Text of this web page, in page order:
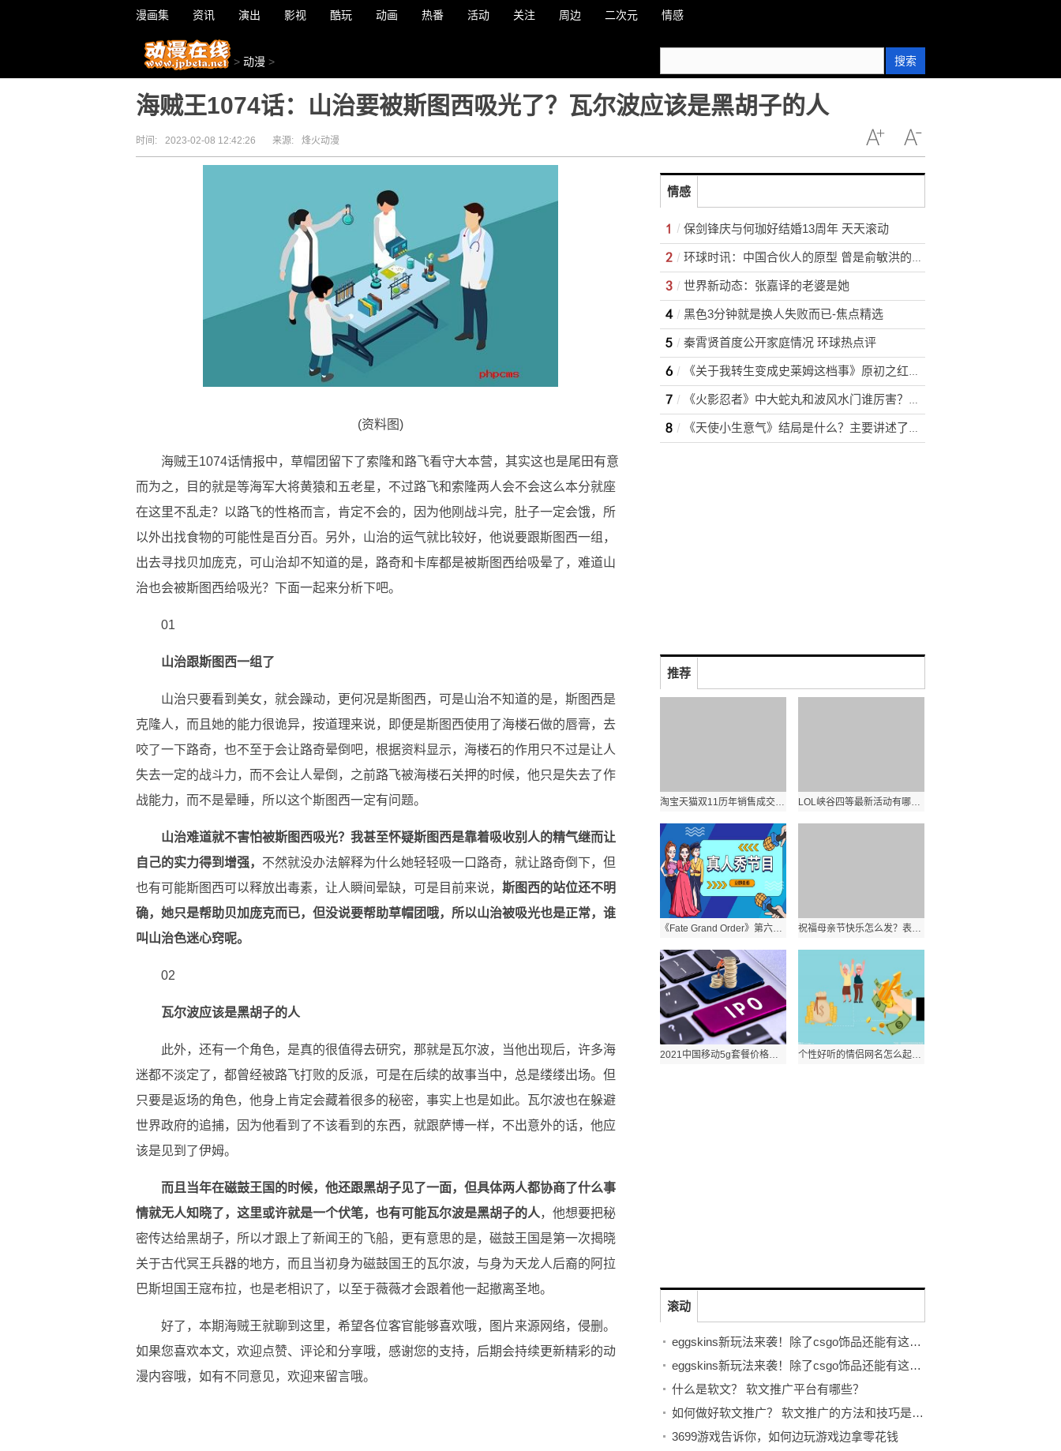
漫画集 资讯 演出 影视 酷玩 动画 热番 活动 关注 周边 二次元 情感
> 动漫 > 搜索
海贼王1074话：山治要被斯图西吸光了？瓦尔波应该是黑胡子的人
时间: 2023-02-08 12:42:26 来源: 烽火动漫
(资料图)
海贼王1074话情报中，草帽团留下了索隆和路飞看守大本营，其实这也是尾田有意
而为之，目的就是等海军大将黄猿和五老星，不过路飞和索隆两人会不会这么本分就座
在这里不乱走？以路飞的性格而言，肯定不会的，因为他刚战斗完，肚子一定会饿，所
以外出找食物的可能性是百分百。另外，山治的运气就比较好，他说要跟斯图西一组，
出去寻找贝加庞克，可山治却不知道的是，路奇和卡库都是被斯图西给吸晕了，难道山
治也会被斯图西给吸光？下面一起来分析下吧。
01
山治跟斯图西一组了
山治只要看到美女，就会躁动，更何况是斯图西，可是山治不知道的是，斯图西是
克隆人，而且她的能力很诡异，按道理来说，即便是斯图西使用了海楼石做的唇膏，去
咬了一下路奇，也不至于会让路奇晕倒吧，根据资料显示，海楼石的作用只不过是让人
失去一定的战斗力，而不会让人晕倒，之前路飞被海楼石关押的时候，他只是失去了作
战能力，而不是晕睡，所以这个斯图西一定有问题。
山治难道就不害怕被斯图西吸光？我甚至怀疑斯图西是靠着吸收别人的精气继而让
自己的实力得到增强， 不然就没办法解释为什么她轻轻吸一口路奇，就让路奇倒下，但
也有可能斯图西可以释放出毒素，让人瞬间晕缺，可是目前来说， 斯图西的站位还不明
确，她只是帮助贝加庞克而已，但没说要帮助草帽团哦，所以山治被吸光也是正常，谁
叫山治色迷心窍呢。
02
瓦尔波应该是黑胡子的人
此外，还有一个角色，是真的很值得去研究，那就是瓦尔波，当他出现后，许多海
迷都不淡定了，都曾经被路飞打败的反派，可是在后续的故事当中，总是缕缕出场。但
只要是返场的角色，他身上肯定会藏着很多的秘密，事实上也是如此。瓦尔波也在躲避
世界政府的追捕，因为他看到了不该看到的东西，就跟萨博一样，不出意外的话，他应
该是见到了伊姆。
而且当年在磁鼓王国的时候，他还跟黑胡子见了一面，但具体两人都协商了什么事
情就无人知晓了，这里或许就是一个伏笔，也有可能瓦尔波是黑胡子的人，他想要把秘
密传达给黑胡子，所以才跟上了新闻王的飞船，更有意思的是，磁鼓王国是第一次揭晓
关于古代冥王兵器的地方，而且当初身为磁鼓国王的瓦尔波，与身为天龙人后裔的阿拉
巴斯坦国王寇布拉，也是老相识了，以至于薇薇才会跟着他一起撤离圣地。
好了，本期海贼王就聊到这里，希望各位客官能够喜欢哦，图片来源网络，侵删。
如果您喜欢本文，欢迎点赞、评论和分享哦，感谢您的支持，后期会持续更新精彩的动
漫内容哦，如有不同意见，欢迎来留言哦。
情感
保剑锋庆与何珈好结婚13周年 天天滚动
环球时讯：中国合伙人的原型 曾是俞敏洪的合伙人
世界新动态：张嘉译的老婆是她
黑色3分钟就是换人失败而已-焦点精选
秦霄贤首度公开家庭情况 环球热点评
《关于我转生变成史莱姆这档事》原初之红为什么害怕原初之黑？库洛艾为什么杀米莉姆？
《火影忍者》中大蛇丸和波风水门谁厉害？鼬为什么叫卡卡西大哥
《天使小生意气》结局是什么？主要讲述了什么故事？
推荐
淘宝天猫双11历年销售成交额数据是多少？历年双十一淘宝天猫业绩分析？ 环球实时 LOL峡谷四等最新活动有哪些？活动规则奖励有哪些？:世界看热讯
《Fate Grand Order》第六章怎么玩？FGO第六章敌方配置汇总？_世界报资讯 祝福母亲节快乐怎么发？表达了妈妈辛苦了女神节日快乐的句子有哪些？
2021中国移动5g套餐价格是多少？移动5g卡最新流量套餐资费一览表？ 个性好听的情侣网名怎么起？简短配对情侣昵称专用有哪些？
滚动
eggskins新玩法来袭！除了csgo饰品还能有这些...
eggskins新玩法来袭！除了csgo饰品还能有这些...
什么是软文？ 软文推广平台有哪些？
如何做好软文推广？ 软文推广的方法和技巧是什么？
3699游戏告诉你，如何边玩游戏边拿零花钱